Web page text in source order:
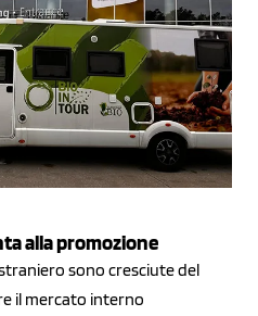
alla promozione
sono cresciute del
il mercato interno